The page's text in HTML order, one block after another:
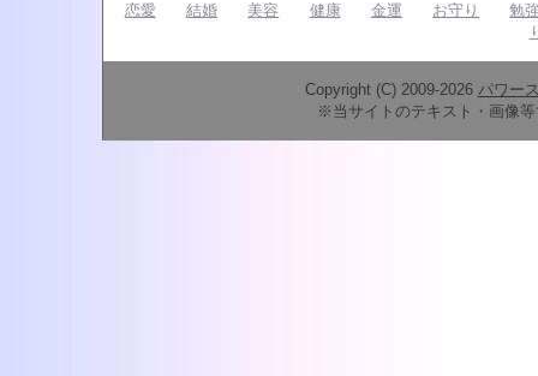
恋愛 結婚 美容 健康 金運 お守り
勉
Copyright (C) 2009-2026 パワー
※当サイトのテキスト・画像